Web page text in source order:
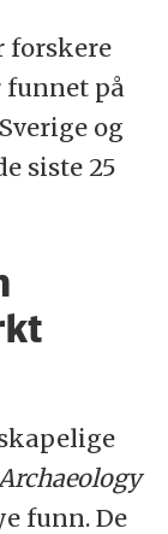
forskere
funnet på
og
siste 25
funn. De